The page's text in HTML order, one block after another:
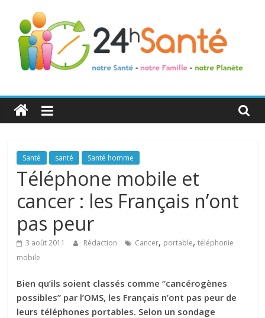
24h
Santé
La
santé
toute
famille
Santé santé Santé homme
Téléphone mobile et
cancer : les Français n’ont
pas peur
3 août 2011 Rédaction Cancer, portable,téléphonie
mobile
Bien qu’ils soient classés comme “cancérogènes
possibles” par l’OMS, les Français n’ont pas peur de
leurs téléphones portables. Selon un sondage